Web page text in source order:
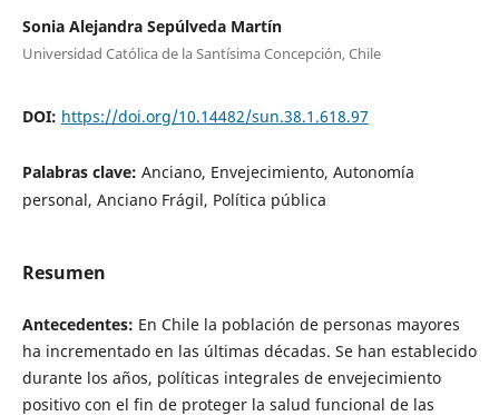
Sonia Alejandra Sepúlveda Martín
Universidad Católica de la Santísima Concepción, Chile
DOI: https://doi.org/10.14482/sun.38.1.618.97
Palabras clave: Anciano, Envejecimiento, Autonomía
personal, Anciano Frágil, Política pública
Resumen
Antecedentes: En Chile la población de personas mayores
ha incrementado en las últimas décadas. Se han establecido
durante los años, políticas integrales de envejecimiento
positivo con el fin de proteger la salud funcional de las